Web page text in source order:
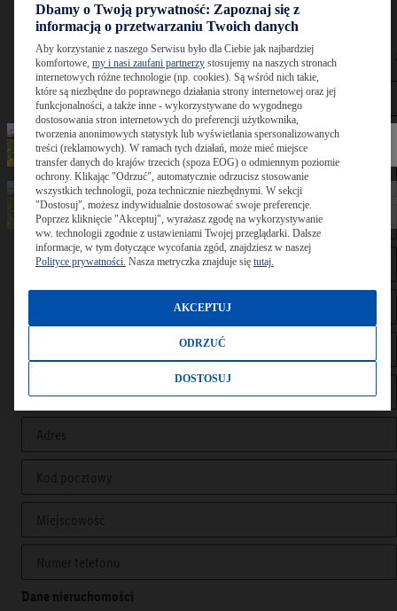
TWOJE ZAPYTANIE
Chcesz się z nami skontaktować, masz pytania lub uwagi? Nasz
formularz kontaktowy ułatwi Ci dotarcie do osoby odpowiedzialnej
kontakty w Twoim kraju.
Dbamy o Twoją prywatność: Zapoznaj się z
informacją o przetwarzaniu Twoich danych
Aby korzystanie z naszego Serwisu było dla Ciebie jak najbardziej
komfortowe, my i nasi zaufani partnerzy stosujemy na naszych stronach
internetowych różne technologie (np. cookies). Są wśród nich takie,
które są niezbędne do poprawnego działania strony internetowej oraz jej
funkcjonalności, a także inne - wykorzystywane do wygodnego
dostosowania stron internetowych do preferencji użytkownika,
tworzenia anonimowych statystyk lub wyświetlania spersonalizowanych
treści (reklamowych). W ramach tych działań, może mieć miejsce
transfer danych do krajów trzecich (spoza EOG) o odmiennym poziomie
ochrony. Klikając "Odrzuć", automatycznie odrzucisz stosowanie
wszystkich technologii, poza technicznie niezbędnymi. W sekcji
"Dostosuj", możesz indywidualnie dostosować swoje preferencje.
Poprzez kliknięcie "Akceptuj", wyrażasz zgodę na wykorzystywanie
ww. technologii zgodnie z ustawieniami Twojej przeglądarki. Dalsze
informacje, w tym dotyczące wycofania zgód, znajdziesz w naszej
Polityce prywatności. Nasza metryczka znajduje się tutaj.
ODRZUĆ
AKCEPTUJ
DOSTOSUJ